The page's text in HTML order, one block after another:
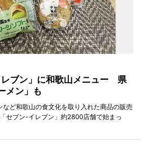
ブン」に和歌山メニュー 県
メン」も
ど和歌山の食文化を取り入れた商品の販売
セブン-イレブン」約2800店舗で始まっ